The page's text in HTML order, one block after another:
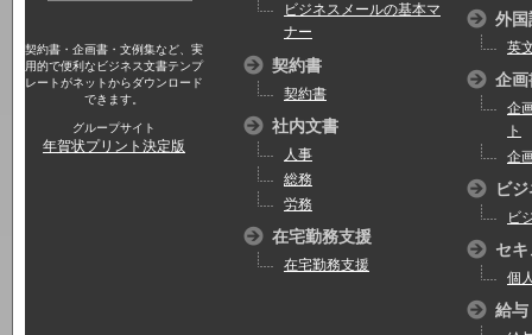
契約書・企画書・文例集など、実
用的で便利なビジネス文書テンプ
レートがネットからダウンロード
できます。
グループサイト
年賀状プリント決定版
ビジネスメールの基本マ
ナー
契約書
契約書
社内文書
人事
総務
労務
在宅勤務支援
在宅勤務支援
外国
英
企画
企
ト
企
ビ
ビ
セ
個
給与